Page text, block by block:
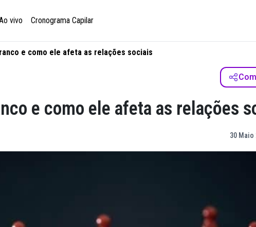
vivo Cronograma Capilar
e como ele afeta as relações sociais
e como ele afeta as relações
30 Maio